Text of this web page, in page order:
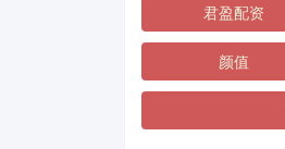
君盈配资
颜值